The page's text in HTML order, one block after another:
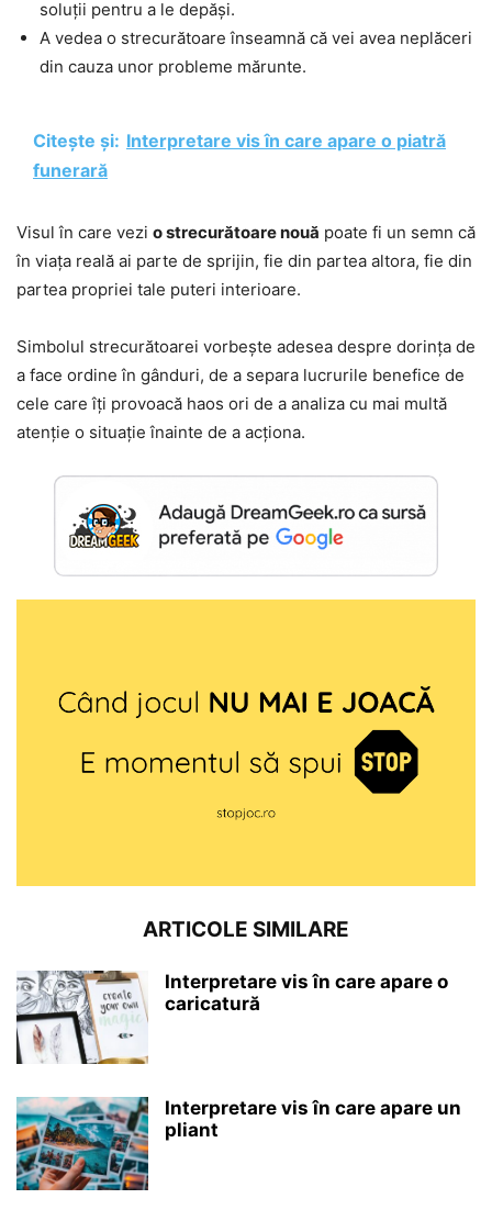
soluții pentru a le depăși.
A vedea o strecurătoare înseamnă că vei avea neplăceri
din cauza unor probleme mărunte.
Citește și: Interpretare vis în care apare o piatră
funerară
Visul în care vezi o strecurătoare nouă poate fi un semn că
în viața reală ai parte de sprijin, fie din partea altora, fie din
partea propriei tale puteri interioare.
Simbolul strecurătoarei vorbește adesea despre dorința de
a face ordine în gânduri, de a separa lucrurile benefice de
cele care îți provoacă haos ori de a analiza cu mai multă
atenție o situație înainte de a acționa.
ARTICOLE SIMILARE
Interpretare vis în care apare o
caricatură
Interpretare vis în care apare un
pliant